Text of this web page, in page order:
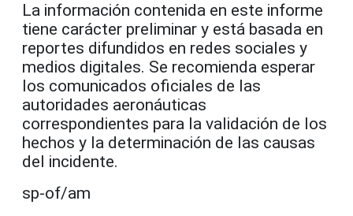
La información contenida en este informe
tiene carácter preliminar y está basada en
reportes difundidos en redes sociales y
medios digitales. Se recomienda esperar
los comunicados oficiales de las
autoridades aeronáuticas
correspondientes para la validación de los
hechos y la determinación de las causas
del incidente.
sp-of/am